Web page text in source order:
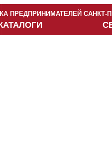
ПРЕДПРИНИМАТЕЛЕЙ САНКТ-